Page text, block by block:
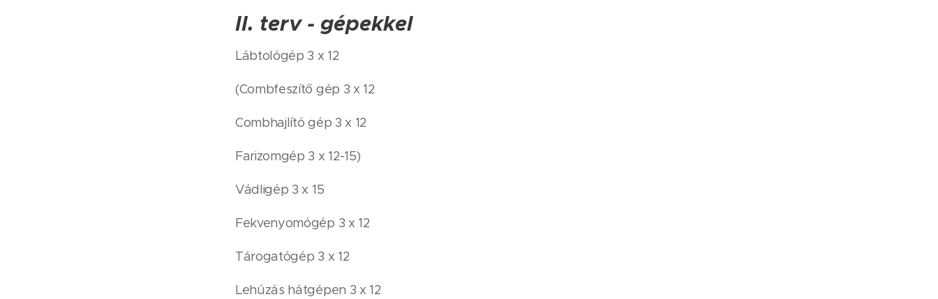
II. terv - gépekkel
Lábtológép 3 x 12
(Combfeszítő gép 3 x 12
Combhajlító gép 3 x 12
Farizomgép 3 x 12-15)
Vádligép 3 x 15
Fekvenyomógép 3 x 12
Tárogatógép 3 x 12
Lehúzás hátgépen 3 x 12